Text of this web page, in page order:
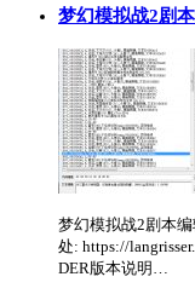
梦幻模拟战2剧
梦幻模拟战2剧本
处: https://
DER版本说明…